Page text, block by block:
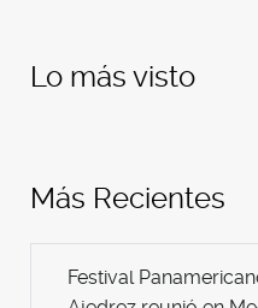
Lo más visto
Más Recientes
Festival